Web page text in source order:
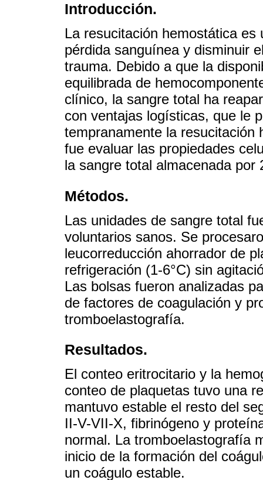
Introducción.
La resucitación hemostática
pérdida sanguínea y disminuir
trauma. Debido a que la
equilibrada de
clínico, la sangre total ha
con ventajas logísticas, que le
tempranamente la resucitación
fue evaluar las propiedades
la sangre total almacenada por
Métodos.
Las unidades de sangre total
voluntarios sanos. Se
leucorreducción ahorrador de
refrigeración (1-6°C) sin
Las bolsas fueron analizadas
de factores de coagulación y
tromboelastografía.
Resultados.
El conteo eritrocitario y la
conteo de plaquetas tuvo una
mantuvo estable el resto del
II-V-VII-X, fibrinógeno y
normal. La tromboelastografía
inicio de la formación del
un coágulo estable.